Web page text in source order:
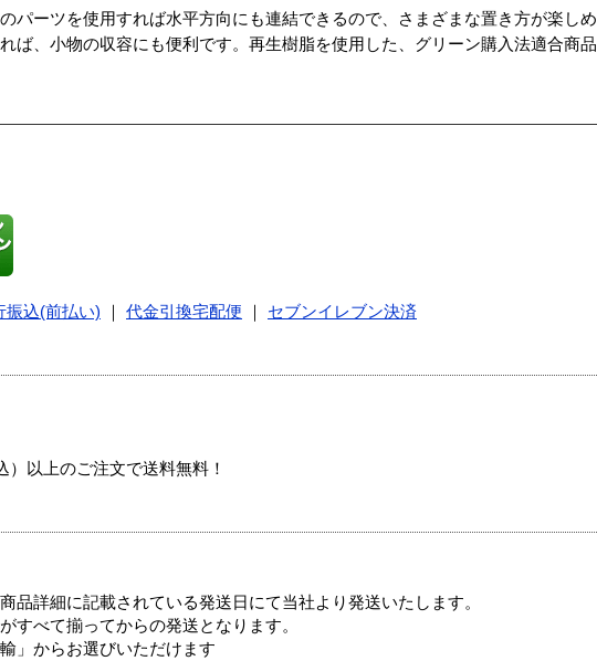
パーツを使用すれば水平方向にも連結できるので、さまざまな置き方が楽しめ
ば、小物の収容にも便利です。再生樹脂を使用した、グリーン購入法適合商品
振込(前払い) 代金引換宅配便
セブンイレブン決済
以上のご注文で送料無料！
品詳細に記載されている発送日にて当社より発送いたします。
すべて揃ってからの発送となります。
」からお選びいただけます